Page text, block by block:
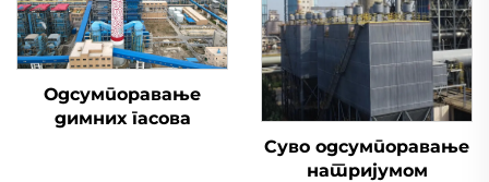
Одсумпоравање
димних гасова
Суво одсумпоравање
натријумом